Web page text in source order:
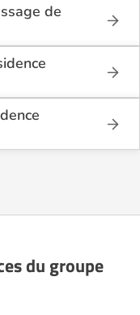
de
est une
services seniors
situe à
est située 8
(59300), dans
Passage de
du groupe